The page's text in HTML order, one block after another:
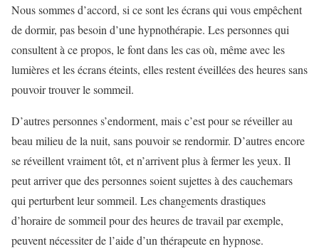
Nous sommes d’accord, si ce sont les écrans qui vous empêchent
de dormir, pas besoin d’une hypnothérapie. Les personnes qui
consultent à ce propos, le font dans les cas où, même avec les
lumières et les écrans éteints, elles restent éveillées des heures sans
pouvoir trouver le sommeil.
D’autres personnes s’endorment, mais c’est pour se réveiller au
beau milieu de la nuit, sans pouvoir se rendormir. D’autres encore
se réveillent vraiment tôt, et n’arrivent plus à fermer les yeux. Il
peut arriver que des personnes soient sujettes à des cauchemars
qui perturbent leur sommeil. Les changements drastiques
d’horaire de sommeil pour des heures de travail par exemple,
peuvent nécessiter de l’aide d’un thérapeute en hypnose.